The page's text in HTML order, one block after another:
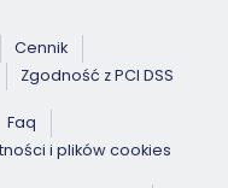
Cennik
Zgodność z PCI DSS
Faq
i plików cookies